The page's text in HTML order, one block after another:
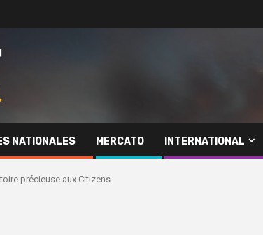
NATIONALES MERCATO INTERNATIONAL
précieuse aux Citizens